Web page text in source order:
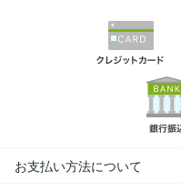
お支払い方法について